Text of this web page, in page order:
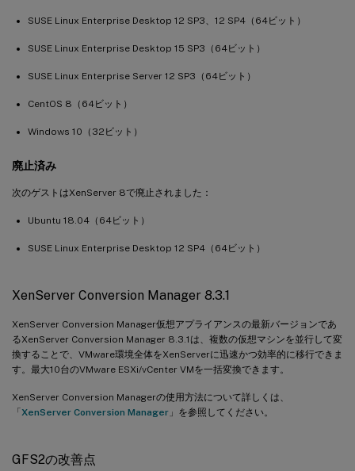
SUSE Linux Enterprise Desktop 12 SP3、12 SP4（64ビット）
SUSE Linux Enterprise Desktop 15 SP3（64ビット）
SUSE Linux Enterprise Server 12 SP3（64ビット）
CentOS 8（64ビット）
Windows 10（32ビット）
廃止済み
次のゲストはXenServer 8で廃止されました：
Ubuntu 18.04（64ビット）
SUSE Linux Enterprise Desktop 12 SP4（64ビット）
XenServer Conversion Manager 8.3.1
XenServer Conversion Manager仮想アプライアンスの最新バージョンであ
るXenServer Conversion Manager 8.3.1は、複数の仮想マシンを並行して変
換することで、VMware環境全体をXenServerに迅速かつ効率的に移行できま
す。最大10台のVMware ESXi/vCenter VMを一括変換できます。
XenServer Conversion Managerの使用方法について詳しくは、
「XenServer Conversion Manager 」を参照してください。
GFS2の改善点